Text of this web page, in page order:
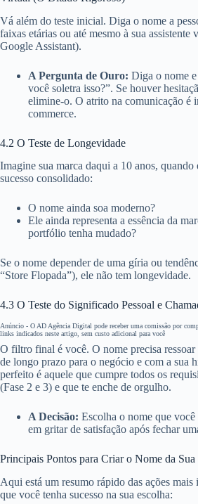
Vá além do teste inicial. Diga o nome a
faixas etárias ou até mesmo à sua assistente
Google Assistant).
A Pergunta de Ouro: Diga o nome
você soletra isso?”. Se houver
elimine-o. O atrito na comunicação é
commerce.
4.2 O Teste de Longevidade
Imagine sua marca daqui a 10 anos, quando
sucesso consolidado:
O nome ainda soa moderno?
Ele ainda representa a essência da
portfólio tenha mudado?
Se o nome depender de uma gíria ou
“Store Flopada”), ele não tem longevidade.
4.3 O Teste do Significado Pessoal e
Anúncio - O AD Agência Digital pode receber uma comissão por
links indicados neste artigo, sem custo adicional para você
O filtro final é você. O nome precisa ressoar
de longo prazo para o negócio e com a sua
perfeito é aquele que cumpre todos os
(Fase 2 e 3) e que te enche de orgulho.
A Decisão: Escolha o nome que
em gritar de satisfação após fechar
Principais Pontos para Criar o Nome da
Aqui está um resumo rápido das ações mais
que você tenha sucesso na sua escolha: